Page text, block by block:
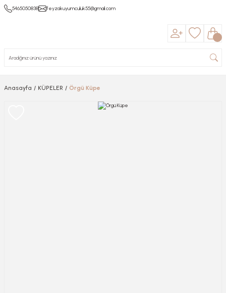
5465050838 feyzakuyumculuk55@gmail.com
Anasayfa KÜPELER Örgü Küpe